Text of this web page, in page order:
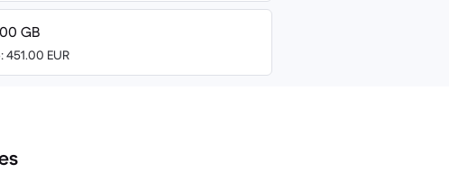
GB
451.00 EUR